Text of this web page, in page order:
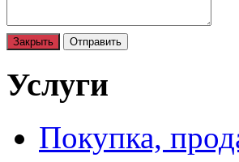
Закрыть Отправить
Услуги
Покупка,